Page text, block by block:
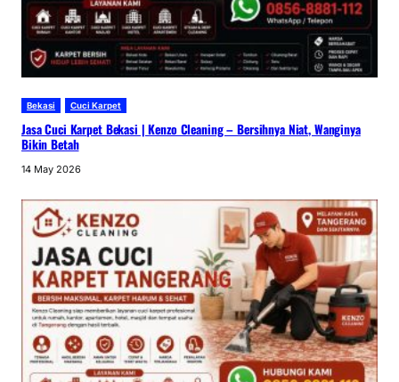
Bekasi Cuci Karpet
Jasa Cuci Karpet Bekasi | Kenzo Cleaning – Bersihnya Niat, Wanginya
Bikin Betah
14 May 2026